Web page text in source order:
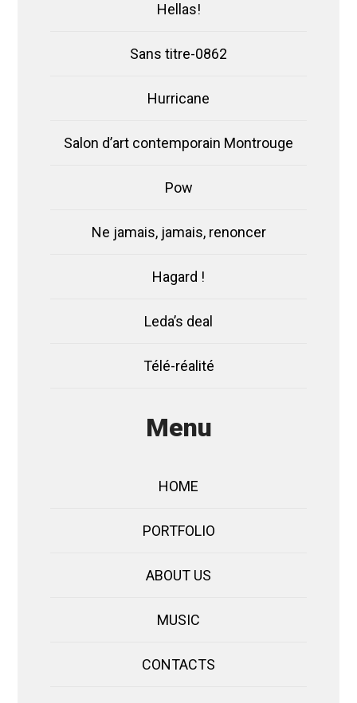
Hellas!
Sans titre-0862
Hurricane
Salon d’art contemporain Montrouge
Pow
Ne jamais, jamais, renoncer
Hagard !
Leda’s deal
Télé-réalité
Menu
HOME
PORTFOLIO
ABOUT US
MUSIC
CONTACTS